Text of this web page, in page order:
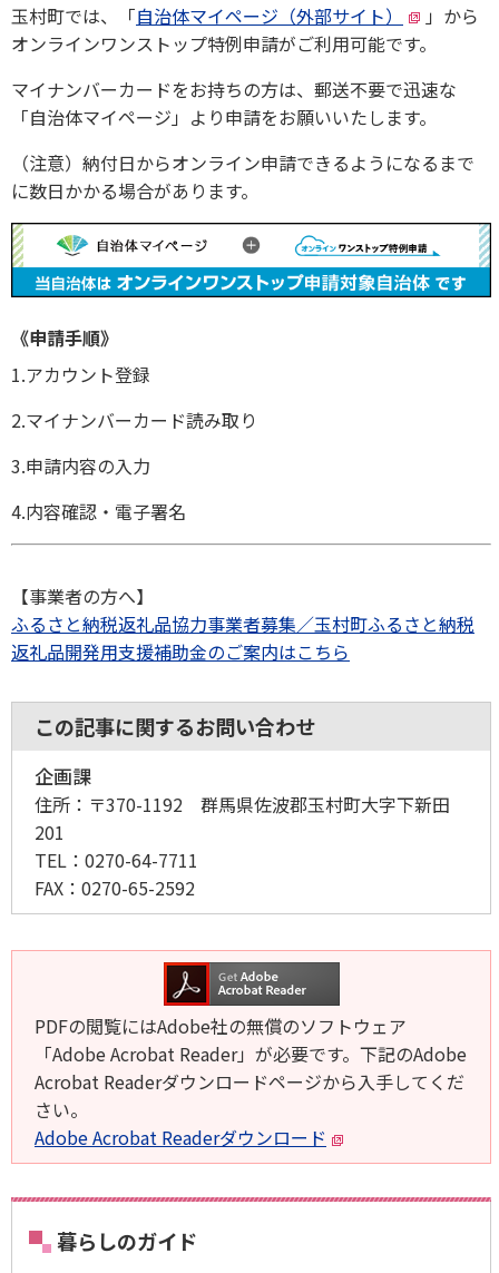
玉村町では、「自治体マイページ（外部サイト）
」から
オンラインワンストップ特例申請がご利用可能です。
マイナンバーカードをお持ちの方は、郵送不要で迅速な
「自治体マイページ」より申請をお願いいたします。
（注意）納付日からオンライン申請できるようになるまで
に数日かかる場合があります。
《申請手順》
1.アカウント登録
2.マイナンバーカード読み取り
3.申請内容の入力
4.内容確認・電子署名
【事業者の方へ】
ふるさと納税返礼品協力事業者募集／玉村町ふるさと納税
返礼品開発用支援補助金のご案内はこちら
この記事に関するお問い合わせ
企画課
住所： 〒370-1192 群馬県佐波郡玉村町大字下新田
201
TEL： 0270-64-7711
FAX： 0270-65-2592
PDFの閲覧にはAdobe社の無償のソフトウェア
「Adobe Acrobat Reader」が必要です。下記のAdobe
Acrobat Readerダウンロードページから入手してくだ
さい。
Adobe Acrobat Readerダウンロード
暮らしのガイド